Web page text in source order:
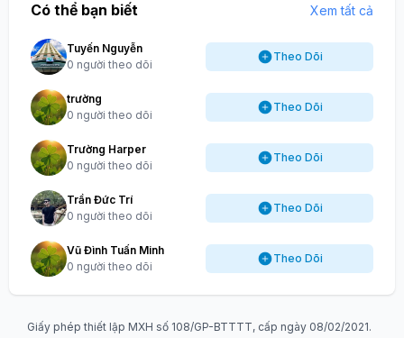
Có thể bạn biết Xem tất cả
Tuyến Nguyễn
0 người theo dõi
Theo Dõi
trường
0 người theo dõi
Theo Dõi
Trường Harper
0 người theo dõi
Theo Dõi
Trần Đức Trí
0 người theo dõi
Theo Dõi
Vũ Đình Tuấn Minh
0 người theo dõi
Theo Dõi
Giấy phép thiết lập MXH số 108/GP-BTTTT, cấp ngày 08/02/2021.